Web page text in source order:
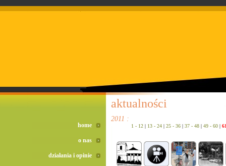
aktualności
2011 :
1 - 12 | 13 - 24 | 25 - 36 | 37 - 48 | 49 - 60 |
home
o nas
działania i opinie